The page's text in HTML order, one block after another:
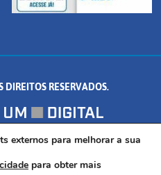
RESERVADOS.
FORMIGA/MG - CEP:
externos para melhorar a sua
para obter mais